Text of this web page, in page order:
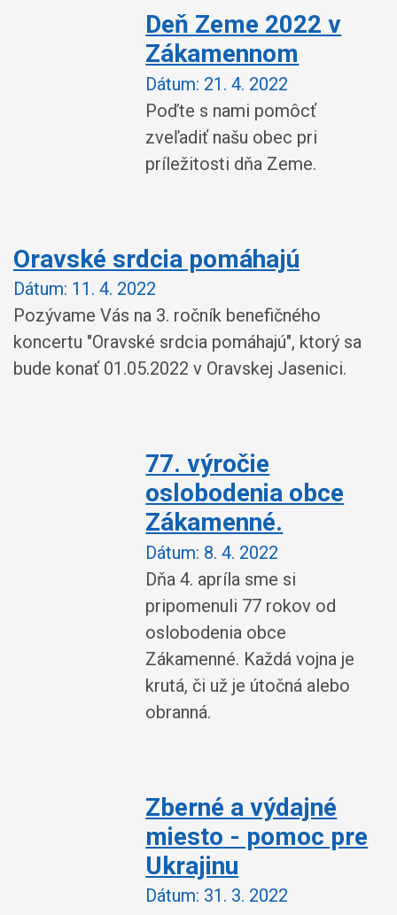
Deň Zeme 2022 v
Zákamennom
Dátum: 21. 4. 2022
Poďte s nami pomôcť
zveľadiť našu obec pri
príležitosti dňa Zeme.
Oravské srdcia pomáhajú
Dátum: 11. 4. 2022
Pozývame Vás na 3. ročník benefičného
koncertu "Oravské srdcia pomáhajú", ktorý sa
bude konať 01.05.2022 v Oravskej Jasenici.
77. výročie
oslobodenia obce
Zákamenné.
Dátum: 8. 4. 2022
Dňa 4. apríla sme si
pripomenuli 77 rokov od
oslobodenia obce
Zákamenné. Každá vojna je
krutá, či už je útočná alebo
obranná.
Zberné a výdajné
miesto - pomoc pre
Ukrajinu
Dátum: 31. 3. 2022